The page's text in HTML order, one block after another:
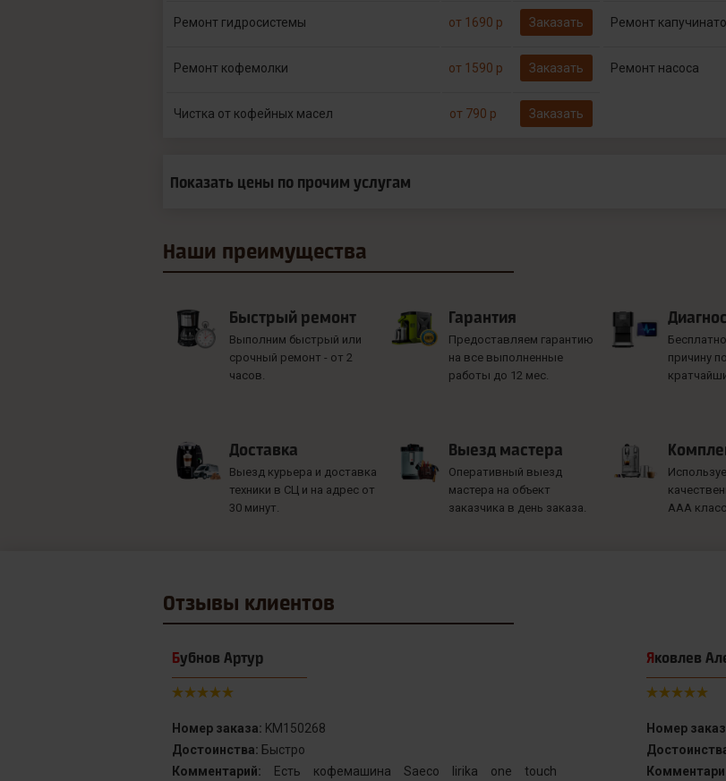
Ремонт гидросистемы от 1690 р Заказать Ремонт
Ремонт кофемолки от 1590 р Заказать Ремонт насоса
Чистка от кофейных масел от 790 р Заказать
Показать цены по прочим услугам
Наши преимущества
Быстрый ремонт
Выполним быстрый или
срочный ремонт - от 2
часов.
Гарантия
Предоставляем гарантию
на все выполненные
работы до 12 мес.
причину
Доставка
Выезд курьера и доставка
техники в СЦ и на адрес от
30 минут.
Выезд мастера
Оперативный выезд
мастера на объект
заказчика в день заказа.
ААА
Отзывы клиентов
Бубнов Артур
Номер заказа: KM150268
Достоинства: Быстро
Комментарий: Есть кофемашина Saeco lirika one touch
Яковлев
Номер